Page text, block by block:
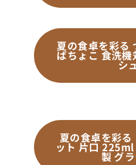
夏の食卓を彩る
ばちょこ 食洗機
シ
夏の食卓を彩
ット 片口
製 グ